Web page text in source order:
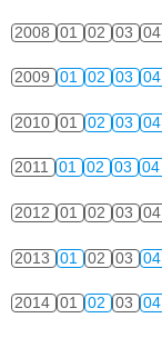
2008 01 02 03 04
2009 01 02 03 04
2010 01 02 03 04
2011 01 02 03 04
2012 01 02 03 04
2013 01 02 03 04
2014 01 02 03 04